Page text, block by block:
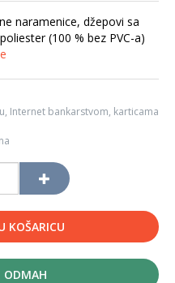
naramenice, džepovi sa
(100 % bez PVC-a)
Internet bankarstvom, karticama
KOŠARICU
ODMAH